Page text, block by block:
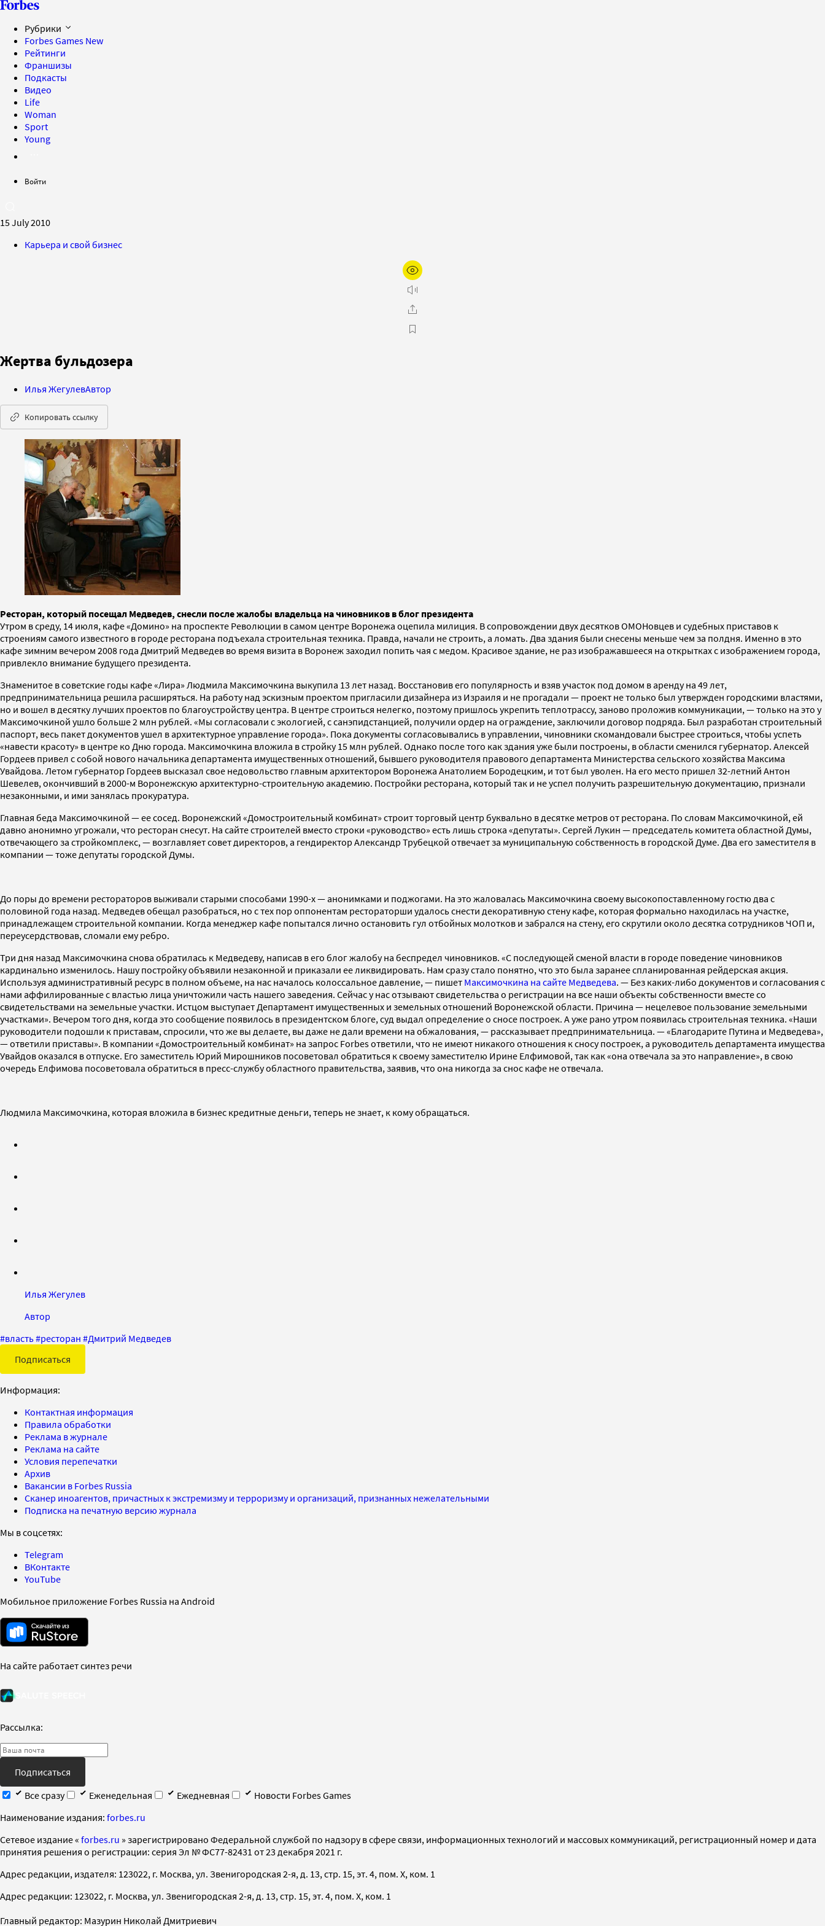
Рубрики
Forbes Games New
Рейтинги
Франшизы
Подкасты
Видео
Life
Woman
Sport
Young
Войти
15 July 2010
Карьера и свой бизнес
Жертва бульдозера
Илья ЖегулевАвтор
Копировать ссылку
Ресторан, который посещал Медведев, снесли после жалобы владельца на чиновников в блог президента
Утром в среду, 14 июля, кафе «Домино» на проспекте Революции в самом центре Воронежа оцепила милиция. В сопровождении двух десятков ОМОНовцев и судебных приставов к
строениям самого известного в городе ресторана подъехала строительная техника. Правда, начали не строить, а ломать. Два здания были снесены меньше чем за полдня. Именно в это
кафе зимним вечером 2008 года Дмитрий Медведев во время визита в Воронеж заходил попить чая с медом. Красивое здание, не раз изображавшееся на открытках с изображением города,
привлекло внимание будущего президента.
Знаменитое в советские годы кафе «Лира» Людмила Максимочкина выкупила 13 лет назад. Восстановив его популярность и взяв участок под домом в аренду на 49 лет,
предпринимательница решила расширяться. На работу над эскизным проектом пригласили дизайнера из Израиля и не прогадали — проект не только был утвержден городскими властями,
но и вошел в десятку лучших проектов по благоустройству центра. В центре строиться нелегко, поэтому пришлось укрепить теплотрассу, заново проложив коммуникации, — только на это у
Максимочкиной ушло больше 2 млн рублей. «Мы согласовали с экологией, с санэпидстанцией, получили ордер на ограждение, заключили договор подряда. Был разработан строительный
паспорт, весь пакет документов ушел в архитектурное управление города». Пока документы согласовывались в управлении, чиновники скомандовали быстрее строиться, чтобы успеть
«навести красоту» в центре ко Дню города. Максимочкина вложила в стройку 15 млн рублей. Однако после того как здания уже были построены, в области сменился губернатор. Алексей
Гордеев привел с собой нового начальника департамента имущественных отношений, бывшего руководителя правового департамента Министерства сельского хозяйства Максима
Увайдова. Летом губернатор Гордеев высказал свое недовольство главным архитектором Воронежа Анатолием Бородецким, и тот был уволен. На его место пришел 32-летний Антон
Шевелев, окончивший в 2000-м Воронежскую архитектурно-строительную академию. Постройки ресторана, который так и не успел получить разрешительную документацию, признали
незаконными, и ими занялась прокуратура.
Главная беда Максимочкиной — ее сосед. Воронежский «Домостроительный комбинат» строит торговый центр буквально в десятке метров от ресторана. По словам Максимочкиной, ей
давно анонимно угрожали, что ресторан снесут. На сайте строителей вместо строки «руководство» есть лишь строка «депутаты». Сергей Лукин — председатель комитета областной Думы,
отвечающего за стройкомплекс, — возглавляет совет директоров, а гендиректор Александр Трубецкой отвечает за муниципальную собственность в городской Думе. Два его заместителя в
компании — тоже депутаты городской Думы.
До поры до времени рестораторов выживали старыми способами 1990-х — анонимками и поджогами. На это жаловалась Максимочкина своему высокопоставленному гостю два с
половиной года назад. Медведев обещал разобраться, но с тех пор оппонентам рестораторши удалось снести декоративную стену кафе, которая формально находилась на участке,
принадлежащем строительной компании. Когда менеджер кафе попытался лично остановить гул отбойных молотков и забрался на стену, его скрутили около десятка сотрудников ЧОП и,
переусердствовав, сломали ему ребро.
Три дня назад Максимочкина снова обратилась к Медведеву, написав в его блог жалобу на беспредел чиновников. «С последующей сменой власти в городе поведение чиновников
кардинально изменилось. Нашу постройку объявили незаконной и приказали ее ликвидировать. Нам сразу стало понятно, что это была заранее спланированная рейдерская акция.
Используя административный ресурс в полном объеме, на нас началось колоссальное давление, — пишет Максимочкина на сайте Медведева. — Без каких-либо документов и согласования с
нами аффилированные с властью лица уничтожили часть нашего заведения. Сейчас у нас отзывают свидетельства о регистрации на все наши объекты собственности вместе со
свидетельствами на земельные участки. Истцом выступает Департамент имущественных и земельных отношений Воронежской области. Причина — нецелевое пользование земельными
участками». Вечером того дня, когда это сообщение появилось в президентском блоге, суд выдал определение о сносе построек. А уже рано утром появилась строительная техника. «Наши
руководители подошли к приставам, спросили, что же вы делаете, вы даже не дали времени на обжалования, — рассказывает предпринимательница. — «Благодарите Путина и Медведева»,
— ответили приставы». В компании «Домостроительный комбинат» на запрос Forbes ответили, что не имеют никакого отношения к сносу построек, а руководитель департамента имущества
Увайдов оказался в отпуске. Его заместитель Юрий Мирошников посоветовал обратиться к своему заместителю Ирине Елфимовой, так как «она отвечала за это направление», в свою
очередь Елфимова посоветовала обратиться в пресс-службу областного правительства, заявив, что она никогда за снос кафе не отвечала.
Людмила Максимочкина, которая вложила в бизнес кредитные деньги, теперь не знает, к кому обращаться.
Илья Жегулев
Автор
#власть#ресторан #Дмитрий Медведев
Подписаться
Информация:
Контактная информация
Правила обработки
Реклама в журнале
Реклама на сайте
Условия перепечатки
Архив
Вакансии в Forbes Russia
Сканер иноагентов, причастных к экстремизму и терроризму и организаций, признанных нежелательными
Подписка на печатную версию журнала
Мы в соцсетях:
Telegram
ВКонтакте
YouTube
Мобильное приложение Forbes Russia на Android
На сайте работает синтез речи
Рассылка:
Подписаться
Все сразу
Еженедельная Ежедневная
Новости Forbes Games
Наименование издания: forbes.ru
Cетевое издание « forbes.ru » зарегистрировано Федеральной службой по надзору в сфере связи, информационных технологий и массовых коммуникаций, регистрационный номер и дата
принятия решения о регистрации: серия Эл № ФС77-82431 от 23 декабря 2021 г.
Адрес редакции, издателя: 123022, г. Москва, ул. Звенигородская 2-я, д. 13, стр. 15, эт. 4, пом. X, ком. 1
Адрес редакции: 123022, г. Москва, ул. Звенигородская 2-я, д. 13, стр. 15, эт. 4, пом. X, ком. 1
Главный редактор: Мазурин Николай Дмитриевич